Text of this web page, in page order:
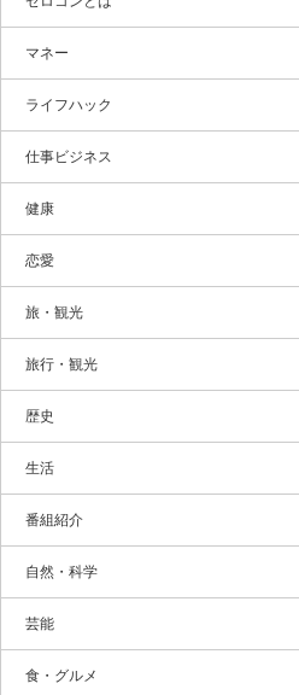
マネー
ライフハック
仕事ビジネス
健康
恋愛
旅・観光
旅行・観光
歴史
生活
番組紹介
自然・科学
芸能
食・グルメ